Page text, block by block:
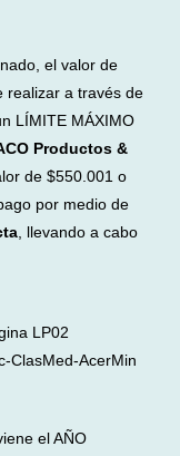
el valor de
realizar a través de
LÍMITE MÁXIMO
Productos &
de $550.001 o
por medio de
, llevando a cabo
LP02
ClasMed-AcerMin
el AÑO